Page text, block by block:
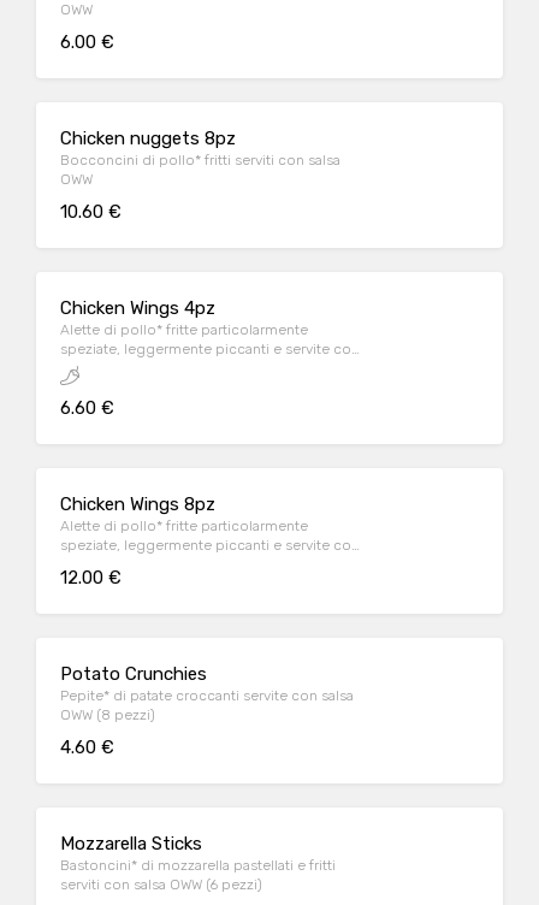
OWW
6.00 €
Chicken nuggets 8pz
Bocconcini di pollo* fritti serviti con salsa
OWW
10.60 €
Chicken Wings 4pz
Alette di pollo* fritte particolarmente
speziate, leggermente piccanti e servite con
salsa OWW
6.60 €
Chicken Wings 8pz
Alette di pollo* fritte particolarmente
speziate, leggermente piccanti e servite con
12.00 €
Potato Crunchies
Pepite* di patate croccanti servite con salsa
OWW (8 pezzi)
4.60 €
Mozzarella Sticks
Bastoncini* di mozzarella pastellati e fritti
serviti con salsa OWW (6 pezzi)